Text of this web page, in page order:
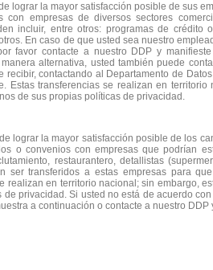
lograr la mayor satisfacción posible de sus
con empresas de diversos sectores
incluir, entre otros: programas de
En caso de que usted sea nuestro
favor contacte a nuestro DDP y
alternativa, usted también puede
recibir, contactando al Departamento de
Estas transferencias se realizan en
de sus propias políticas de privacidad.
lograr la mayor satisfacción posible de los
o convenios con empresas que podrían
restaurantero, detallistas
ser transferidos a estas empresas para
realizan en territorio nacional; sin embargo,
de privacidad. Si usted no está de acuerdo
a continuación o contacte a nuestro